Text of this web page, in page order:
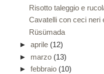
Risotto taleggio e
Cavatelli con ceci neri
Rüsümada
► aprile (12)
► marzo (13)
► febbraio (10)